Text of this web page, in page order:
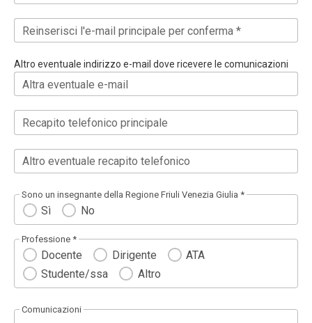
Reinserisci l'e-mail principale per conferma *
Altro eventuale indirizzo e-mail dove ricevere le comunicazioni
Altra eventuale e-mail
Recapito telefonico principale
Altro eventuale recapito telefonico
Sono un insegnante della Regione Friuli Venezia Giulia *
Sì No
Professione *
Docente Dirigente
ATA
Studente/ssa
Altro
Comunicazioni